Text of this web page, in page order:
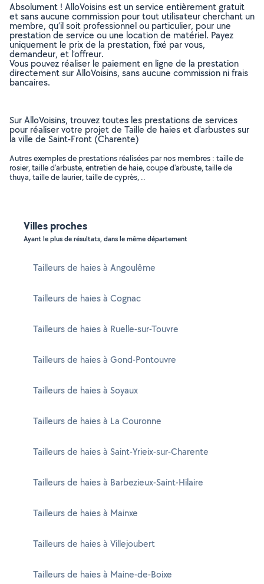
Absolument ! AlloVoisins est un service entièrement gratuit
et sans aucune commission pour tout utilisateur cherchant un
membre, qu’il soit professionnel ou particulier, pour une
prestation de service ou une location de matériel. Payez
uniquement le prix de la prestation, fixé par vous,
demandeur, et l’offreur.
Vous pouvez réaliser le paiement en ligne de la prestation
directement sur AlloVoisins, sans aucune commission ni frais
bancaires.
Sur AlloVoisins, trouvez toutes les prestations de services
pour réaliser votre projet de Taille de haies et d'arbustes sur
la ville de Saint-Front (Charente)
Autres exemples de prestations réalisées par nos membres : taille de
rosier, taille d'arbuste, entretien de haie, coupe d'arbuste, taille de
thuya, taille de laurier, taille de cyprès, ..
Villes proches
Ayant le plus de résultats, dans le même département
Tailleurs de haies à Angoulême
Tailleurs de haies à Cognac
Tailleurs de haies à Ruelle-sur-Touvre
Tailleurs de haies à Gond-Pontouvre
Tailleurs de haies à Soyaux
Tailleurs de haies à La Couronne
Tailleurs de haies à Saint-Yrieix-sur-Charente
Tailleurs de haies à Barbezieux-Saint-Hilaire
Tailleurs de haies à Mainxe
Tailleurs de haies à Villejoubert
Tailleurs de haies à Maine-de-Boixe